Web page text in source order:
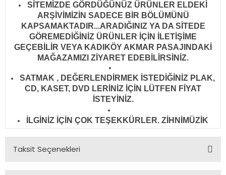
SİTEMİZDE GÖRDÜĞÜNÜZ ÜRÜNLER ELDEKİ
ARŞİVİMİZİN SADECE BİR BÖLÜMÜNÜ
KAPSAMAKTADIR...ARADIĞINIZ YA DA SİTEDE
GÖREMEDİĞİNİZ ÜRÜNLER İÇİN İLETİŞİME
GEÇEBİLİR VEYA KADIKÖY AKMAR PASAJINDAKİ
MAĞAZAMIZI ZİYARET EDEBİLİRSİNİZ.
SATMAK , DEĞERLENDİRMEK İSTEDİĞİNİZ PLAK,
CD, KASET, DVD LERİNİZ İÇİN LÜTFEN FİYAT
İSTEYİNİZ.
İLGİNİZ İÇİN ÇOK TEŞEKKÜRLER. ZİHNİMÜZİK
Taksit Seçenekleri